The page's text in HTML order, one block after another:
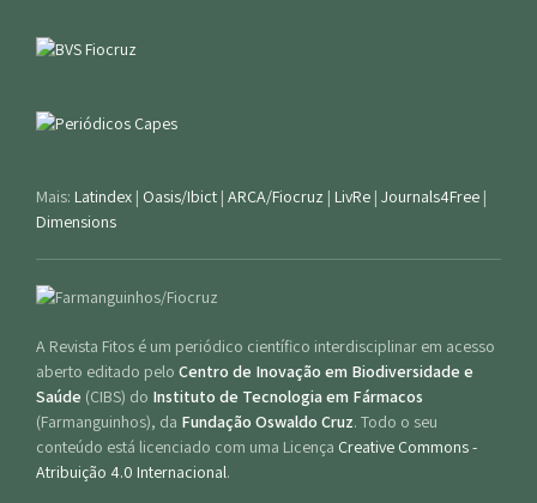
Mais: Latindex | Oasis/Ibict | ARCA/Fiocruz | LivRe | Journals4Free |
Dimensions
A Revista Fitos é um periódico científico interdisciplinar em acesso
aberto editado pelo Centro de Inovação em Biodiversidade e
Saúde (CIBS) do Instituto de Tecnologia em Fármacos
(Farmanguinhos), da Fundação Oswaldo Cruz. Todo o seu
conteúdo está licenciado com uma Licença Creative Commons -
Atribuição 4.0 Internacional.